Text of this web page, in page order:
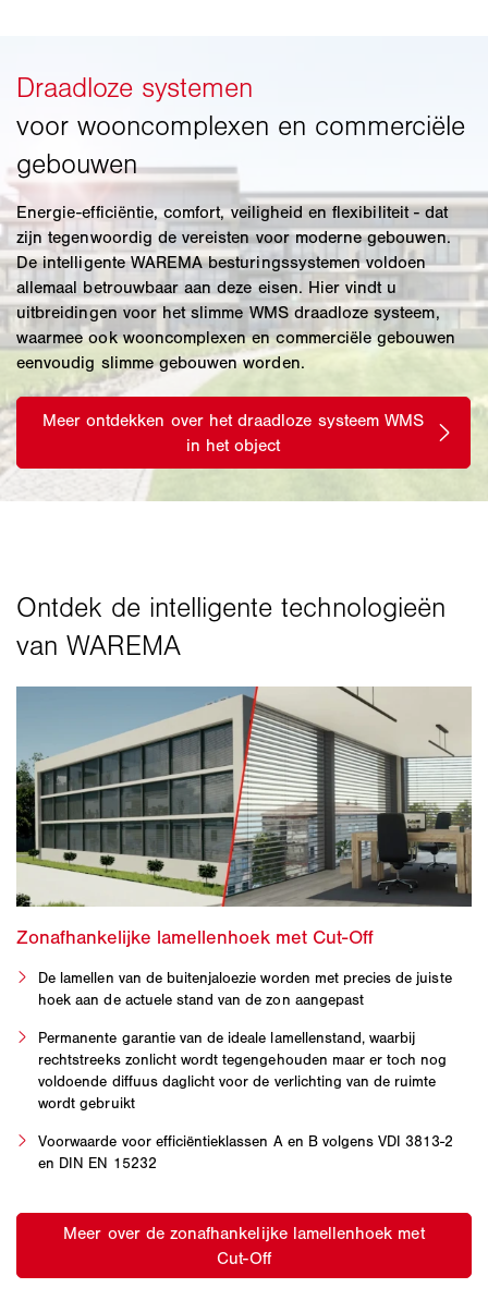
Energie-efficiëntie, comfort, veiligheid en flexibiliteit - dat
zijn tegenwoordig de vereisten voor moderne gebouwen.
De intelligente WAREMA besturingssystemen voldoen
allemaal betrouwbaar aan deze eisen. Hier vindt u
uitbreidingen voor het slimme WMS draadloze systeem,
waarmee ook wooncomplexen en commerciële gebouwen
eenvoudig slimme gebouwen worden.
De lamellen van de buitenjaloezie worden met precies de juiste
hoek aan de actuele stand van de zon aangepast
Permanente garantie van de ideale lamellenstand, waarbij
rechtstreeks zonlicht wordt tegengehouden maar er toch nog
voldoende diffuus daglicht voor de verlichting van de ruimte
wordt gebruikt
Voorwaarde voor efficiëntieklassen A en B volgens VDI 3813‑2
en DIN EN 15232